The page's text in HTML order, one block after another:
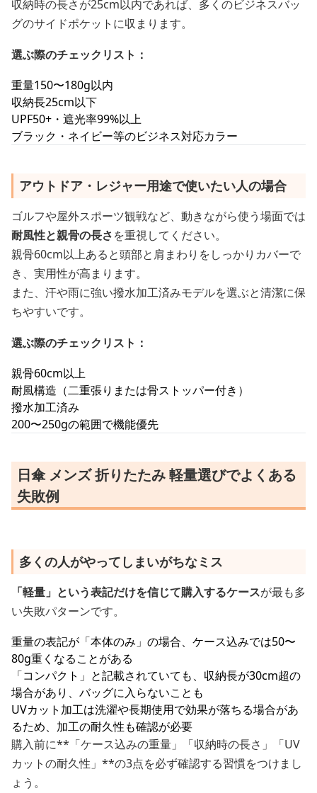
収納時の長さが25cm以内であれば、多くのビジネスバッ
グのサイドポケットに収まります。
選ぶ際のチェックリスト：
重量150〜180g以内
収納長25cm以下
UPF50+・遮光率99%以上
ブラック・ネイビー等のビジネス対応カラー
アウトドア・レジャー用途で使いたい人の場合
ゴルフや屋外スポーツ観戦など、動きながら使う場面では
耐風性と親骨の長さを重視してください。
親骨60cm以上あると頭部と肩まわりをしっかりカバーで
き、実用性が高まります。
また、汗や雨に強い撥水加工済みモデルを選ぶと清潔に保
ちやすいです。
選ぶ際のチェックリスト：
親骨60cm以上
耐風構造（二重張りまたは骨ストッパー付き）
撥水加工済み
200〜250gの範囲で機能優先
日傘 メンズ 折りたたみ 軽量選びでよくある
失敗例
多くの人がやってしまいがちなミス
「軽量」という表記だけを信じて購入するケースが最も多
い失敗パターンです。
重量の表記が「本体のみ」の場合、ケース込みでは50〜
80g重くなることがある
「コンパクト」と記載されていても、収納長が30cm超の
場合があり、バッグに入らないことも
UVカット加工は洗濯や長期使用で効果が落ちる場合があ
るため、加工の耐久性も確認が必要
購入前に**「ケース込みの重量」「収納時の長さ」「UV
カットの耐久性」**の3点を必ず確認する習慣をつけまし
ょう。